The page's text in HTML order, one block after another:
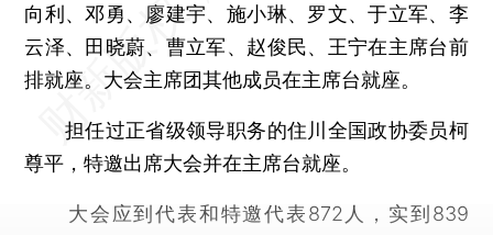
向利、邓勇、廖建宇、施小琳、罗文、于立军、李
云泽、田晓蔚、曹立军、赵俊民、王宁在主席台前
排就座。大会主席团其他成员在主席台就座。
担任过正省级领导职务的住川全国政协委员柯
尊平，特邀出席大会并在主席台就座。
大会应到代表和特邀代表872人，实到839